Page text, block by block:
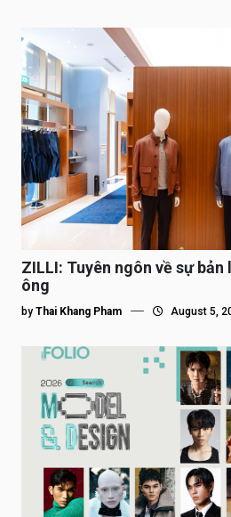
ZILLI: Tuyên ngôn về sự
ông
by Thai Khang Pham August 5,